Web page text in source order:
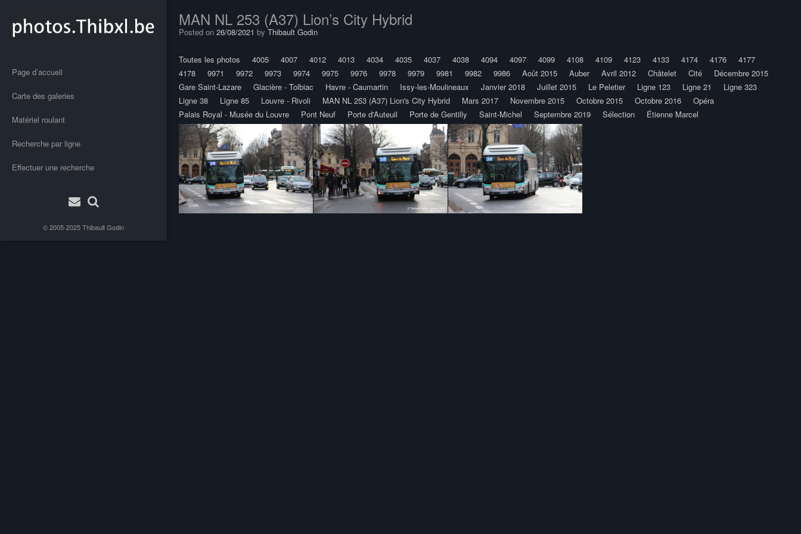
Page d’accueil
Carte des galeries
Matériel roulant
Recherche par ligne
Effectuer une recherche
© 2005-2025Thibault Godin
MAN NL 253 (A37) Lion’s City Hybrid
Posted on 26/08/2021 byThibault Godin
Toutes les photos 4005 4007 4012 4013 4034 4035 4037 4038 4094 4097 4099 4108 4109 4123 4133 4174 4176
4177
4178
9971 9972 9973 9974 9975 9976 9978 9979 9981 9982 9986 Août 2015 Auber Avril 2012 Châtelet Cité
Décembre 2015
Gare Saint-Lazare
Glacière - Tolbiac Havre - Caumartin Issy-les-Moulineaux Janvier 2018 Juillet 2015 Le Peletier Ligne 123 Ligne 21
Ligne 323
Ligne 38
Ligne 85 Louvre - Rivoli MAN NL 253 (A37) Lion's City Hybrid Mars 2017 Novembre 2015 Octobre 2015 Octobre 2016
Opéra
Palais Royal - Musée du Louvre
Pont Neuf Porte d'Auteuil Porte de Gentilly Saint-Michel Septembre 2019 Sélection Étienne Marcel